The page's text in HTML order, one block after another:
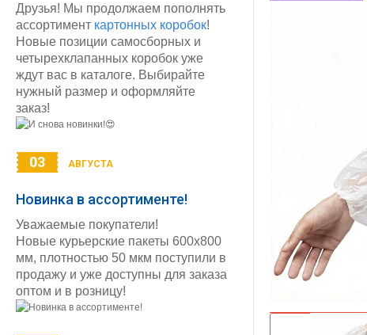
Друзья! Мы продолжаем пополнять
ассортимент картонных коробок!
Новые позиции самосборных и
четырехклапанных коробок уже
ждут вас в каталоге. Выбирайте
нужный размер и оформляйте
заказ!
03 АВГУСТА
Новинка в ассортименте!
Уважаемые покупатели!
Новые курьерские пакеты 600х800
мм, плотностью 50 мкм поступили в
продажу и уже доступны для заказа
оптом и в розницу!